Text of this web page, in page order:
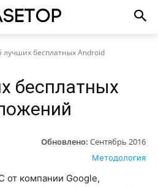
лучших бесплатных Android
бесплатных
Обновлено: Сентябрь 2016
Методология
от компании Google,